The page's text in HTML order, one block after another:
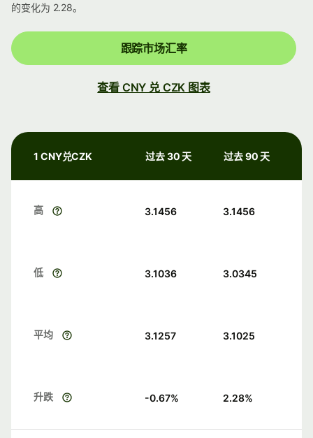
的变化为 2.28。
跟踪市场汇率
查看 CNY 兑 CZK 图表
1 CNY兑CZK 过去 30 天 过去 90 天
高 3.1456 3.1456
低 3.1036 3.0345
平均 3.1257 3.1025
升跌 -0.67% 2.28%